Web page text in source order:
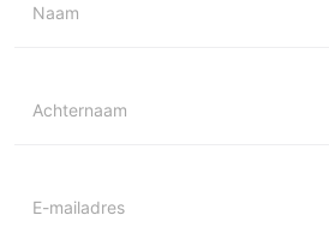
Naam
Achternaam
E-mailadres